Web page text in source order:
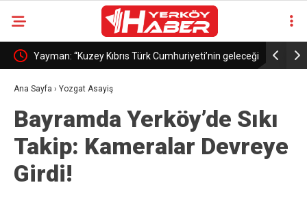
bir Yayman: “Kuzey Kıbrıs Türk Cumhuriyeti’nin geleceği
Türkiye’nin geleceğidir”
Bakan
Ana Sayfa › Yozgat Asayiş
Bayramda Yerköy’de Sıkı
Takip: Kameralar Devreye
Girdi!